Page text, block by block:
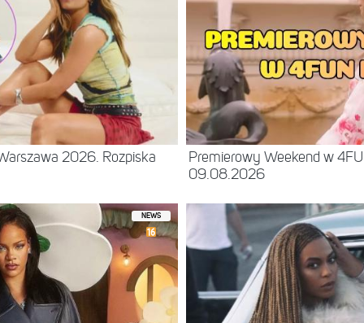
2026. Rozpiska
Premierowy Weekend w
09.08.2026
NEWS